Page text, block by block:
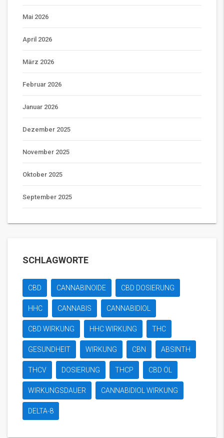
Mai 2026
April 2026
März 2026
Februar 2026
Januar 2026
Dezember 2025
November 2025
Oktober 2025
September 2025
SCHLAGWORTE
CBD CANNABINOIDE CBD DOSIERUNG
HHC CANNABIS CANNABIDIOL
CBD WIRKUNG HHC WIRKUNG THC
GESUNDHEIT WIRKUNG CBN ABSINTH
THCV DOSIERUNG THCP CBD ÖL
WIRKUNGSDAUER CANNABIDIOL WIRKUNG
DELTA-8